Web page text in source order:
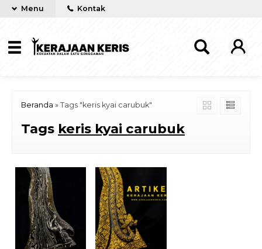
Menu Kontak
Beranda » Tags "keris kyai carubuk"
Tags keris kyai carubuk